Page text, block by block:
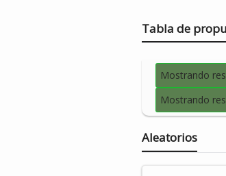
Estás en
Tabla de
Mostrando
Mostrando
Aleatorios